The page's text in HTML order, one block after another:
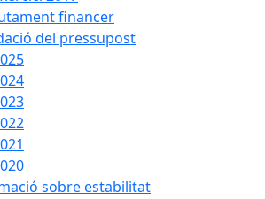
financer
del pressupost
sobre estabilitat